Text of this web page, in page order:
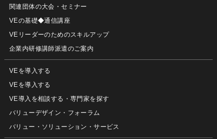
関連団体の大会・セミナー
VEの基礎◆通信講座
VEリーダーのためのスキルアップ
企業内研修講師派遣のご案内
VEを導入する
VEを導入する
VE導入を相談する・専門家を探す
バリューデザイン・フォーラム
バリュー・ソリューション・サービス